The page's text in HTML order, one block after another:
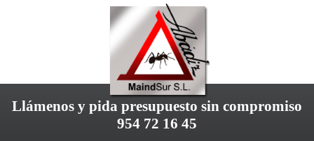
Llámenos y pida presupuesto sin compromiso
954 72 16 45